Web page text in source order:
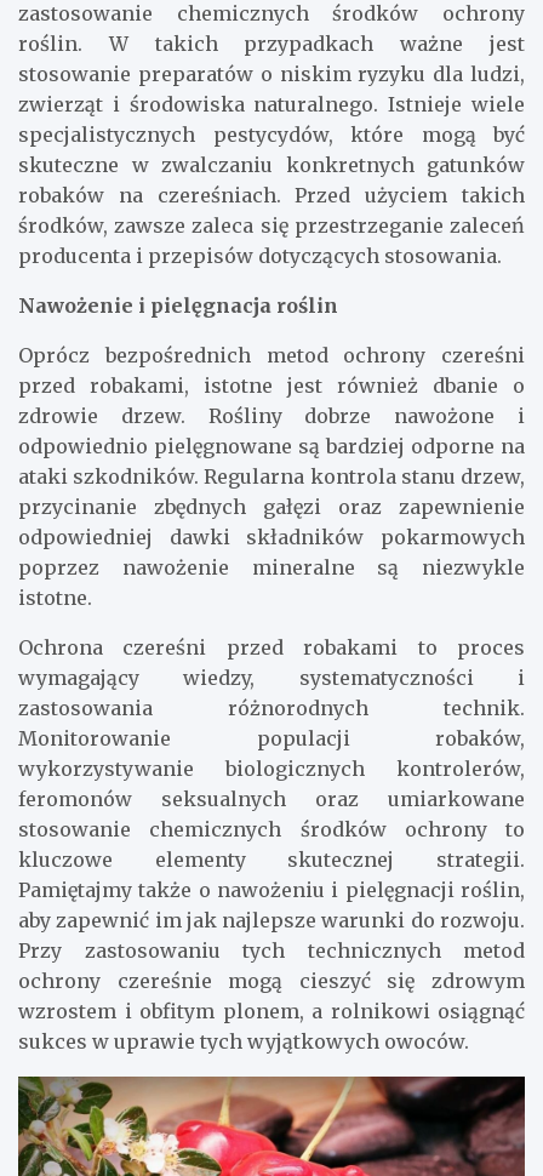
zastosowanie chemicznych środków ochrony
roślin. W takich przypadkach ważne jest
stosowanie preparatów o niskim ryzyku dla ludzi,
zwierząt i środowiska naturalnego. Istnieje wiele
specjalistycznych pestycydów, które mogą być
skuteczne w zwalczaniu konkretnych gatunków
robaków na czereśniach. Przed użyciem takich
środków, zawsze zaleca się przestrzeganie zaleceń
producenta i przepisów dotyczących stosowania.
Nawożenie i pielęgnacja roślin
Oprócz bezpośrednich metod ochrony czereśni
przed robakami, istotne jest również dbanie o
zdrowie drzew. Rośliny dobrze nawożone i
odpowiednio pielęgnowane są bardziej odporne na
ataki szkodników. Regularna kontrola stanu drzew,
przycinanie zbędnych gałęzi oraz zapewnienie
odpowiedniej dawki składników pokarmowych
poprzez nawożenie mineralne są niezwykle
istotne.
Ochrona czereśni przed robakami to proces
wymagający wiedzy, systematyczności i
zastosowania różnorodnych technik.
Monitorowanie populacji robaków,
wykorzystywanie biologicznych kontrolerów,
feromonów seksualnych oraz umiarkowane
stosowanie chemicznych środków ochrony to
kluczowe elementy skutecznej strategii.
Pamiętajmy także o nawożeniu i pielęgnacji roślin,
aby zapewnić im jak najlepsze warunki do rozwoju.
Przy zastosowaniu tych technicznych metod
ochrony czereśnie mogą cieszyć się zdrowym
wzrostem i obfitym plonem, a rolnikowi osiągnąć
sukces w uprawie tych wyjątkowych owoców.